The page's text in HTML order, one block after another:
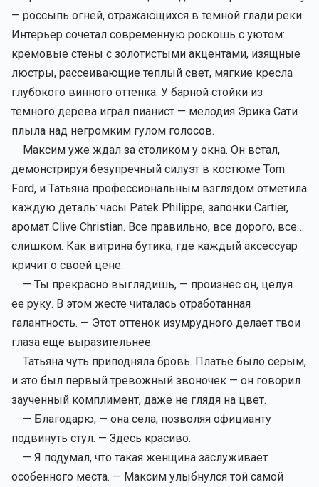
— россыпь огней, отражающихся в темной глади реки.
Интерьер сочетал современную роскошь с уютом:
кремовые стены с золотистыми акцентами, изящные
люстры, рассеивающие теплый свет, мягкие кресла
глубокого винного оттенка. У барной стойки из
темного дерева играл пианист — мелодия Эрика Сати
плыла над негромким гулом голосов.
Максим уже ждал за столиком у окна. Он встал,
демонстрируя безупречный силуэт в костюме Tom
Ford, и Татьяна профессиональным взглядом отметила
каждую деталь: часы Patek Philippe, запонки Cartier,
аромат Clive Christian. Все правильно, все дорого, все…
слишком. Как витрина бутика, где каждый аксессуар
кричит о своей цене.
— Ты прекрасно выглядишь, — произнес он, целуя
ее руку. В этом жесте читалась отработанная
галантность. — Этот оттенок изумрудного делает твои
глаза еще выразительнее.
Татьяна чуть приподняла бровь. Платье было серым,
и это был первый тревожный звоночек — он говорил
заученный комплимент, даже не глядя на цвет.
— Благодарю, — она села, позволяя официанту
подвинуть стул. — Здесь красиво.
— Я подумал, что такая женщина заслуживает
особенного места. — Максим улыбнулся той самой